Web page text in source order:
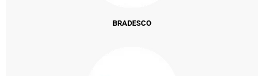
BRADESCO